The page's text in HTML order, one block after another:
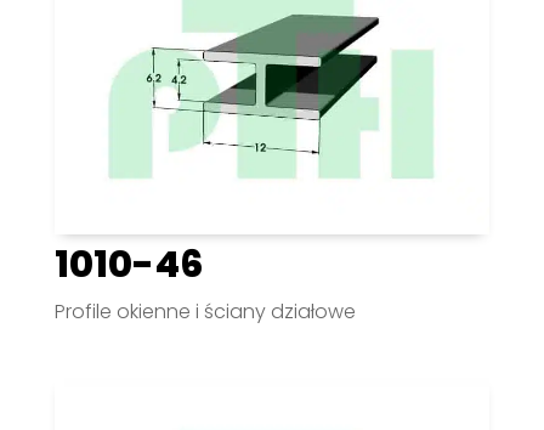
1010-46
Profile okienne i ściany działowe